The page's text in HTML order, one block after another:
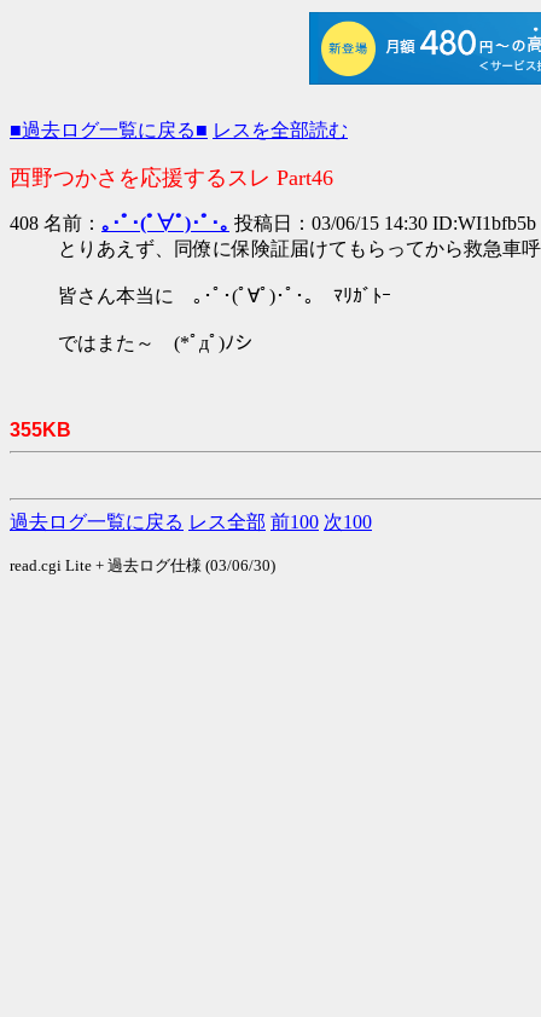
■過去ログ一覧に戻る■ レスを全部読む
西野つかさを応援するスレ Part46
408 名前： ｡･ﾟ･(ﾟ∀ﾟ)･ﾟ･｡ 投稿日：03/06/15 14:30 ID:WI1bfb5b
とりあえず、同僚に保険証届けてもらってから救急車
皆さん本当に ｡･ﾟ･(ﾟ∀ﾟ)･ﾟ･｡ ﾏﾘｶﾞﾄｰ
ではまた～ (*ﾟдﾟ)ﾉシ
355KB
過去ログ一覧に戻る レス全部 前100 次100
read.cgi Lite + 過去ログ仕様 (03/06/30)